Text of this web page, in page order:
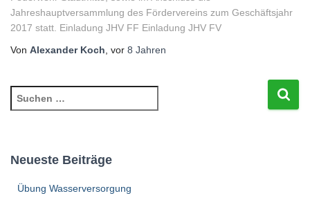
Jahreshauptversammlung des Fördervereins zum Geschäftsjahr
2017 statt. Einladung JHV FF Einladung JHV FV
Von Alexander Koch , vor 8 Jahren
u
eNeueste Beiträge
Übung Wasserversorgung